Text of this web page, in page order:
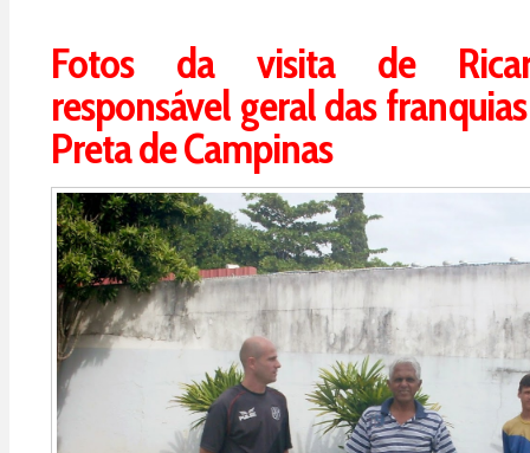
Fotos da visita de
responsável geral das
Preta de Campinas